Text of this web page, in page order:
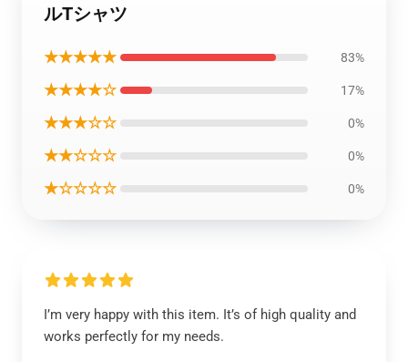
ルTシャツ
★★★★★ 83%
★★★★☆ 17%
★★★☆☆ 0%
★★☆☆☆ 0%
★☆☆☆☆ 0%
I’m very happy with this item. It’s of high quality and
works perfectly for my needs.